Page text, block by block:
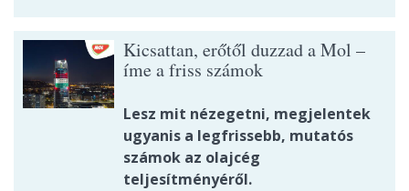
Kicsattan, erőtől duzzad a Mol –
íme a friss számok
Lesz mit nézegetni, megjelentek
ugyanis a legfrissebb, mutatós
számok az olajcég
teljesítményéről.